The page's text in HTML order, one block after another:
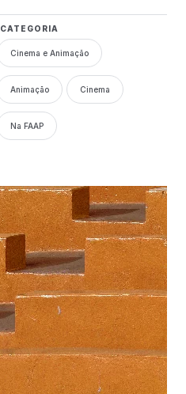
CATEGORIA
Cinema e Animação
Animação Cinema
Na FAAP